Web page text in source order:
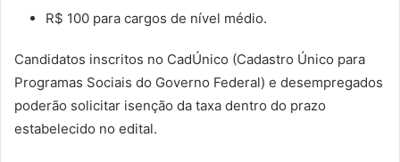
R$ 100 para cargos de nível médio.
Candidatos inscritos no CadÚnico (Cadastro Único para
Programas Sociais do Governo Federal) e desempregados
poderão solicitar isenção da taxa dentro do prazo
estabelecido no edital.